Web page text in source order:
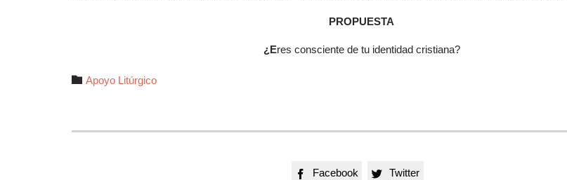
PROPUESTA
¿Eres consciente de tu identidad cristiana?
 Autor
Apoyo Litúrgico
 Facebook  Twitter